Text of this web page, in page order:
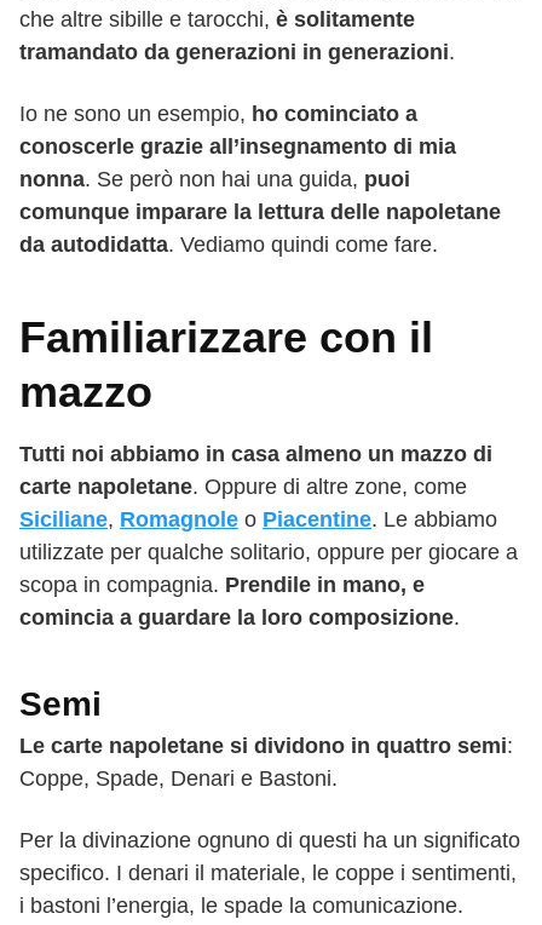
che altre sibille e tarocchi, è solitamente
tramandato da generazioni in generazioni.
Io ne sono un esempio, ho cominciato a
conoscerle grazie all’insegnamento di mia
nonna. Se però non hai una guida, puoi
comunque imparare la lettura delle napoletane
da autodidatta. Vediamo quindi come fare.
Familiarizzare con il
mazzo
Tutti noi abbiamo in casa almeno un mazzo di
carte napoletane. Oppure di altre zone, come
Siciliane, Romagnole o Piacentine. Le abbiamo
utilizzate per qualche solitario, oppure per giocare a
scopa in compagnia. Prendile in mano, e
comincia a guardare la loro composizione.
Semi
Le carte napoletane si dividono in quattro semi:
Coppe, Spade, Denari e Bastoni.
Per la divinazione ognuno di questi ha un significato
specifico. I denari il materiale, le coppe i sentimenti,
i bastoni l’energia, le spade la comunicazione.